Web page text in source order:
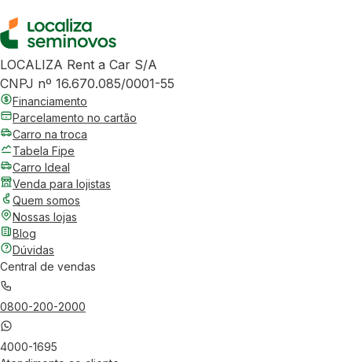
LOCALIZA Rent a Car S/A
CNPJ nº 16.670.085/0001-55
Financiamento
Parcelamento no cartão
Carro na troca
Tabela Fipe
Carro Ideal
Venda para lojistas
Quem somos
Nossas lojas
Blog
Dúvidas
Central de vendas
0800-200-2000
4000-1695